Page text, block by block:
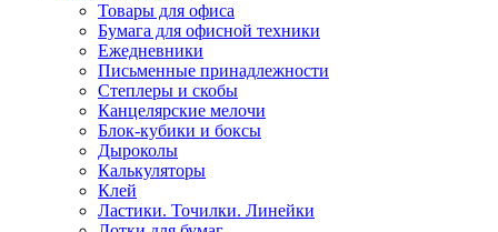
Товары для офиса
Бумага для офисной техники
Ежедневники
Письменные принадлежности
Степлеры и скобы
Канцелярские мелочи
Блок-кубики и боксы
Дыроколы
Калькуляторы
Клей
Ластики. Точилки. Линейки